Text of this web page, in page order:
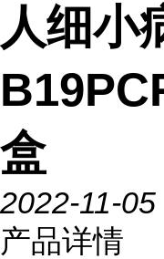
人细小
盒
2022-11-05
产品详情